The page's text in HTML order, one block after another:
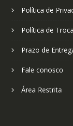
Política de
Política de
Prazo de
Fale conosco
Área Restrita